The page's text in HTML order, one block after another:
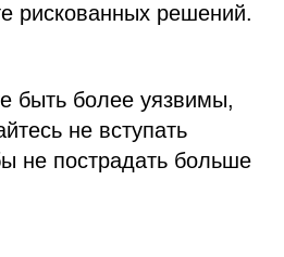
рискованных решений.
быть более уязвимы,
не вступать
не пострадать больше